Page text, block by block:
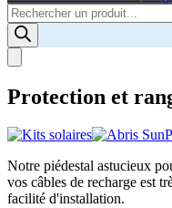
Products
search
Protection et
Notre piédestal astucieux
vos câbles de recharge est
facilité d'installation.